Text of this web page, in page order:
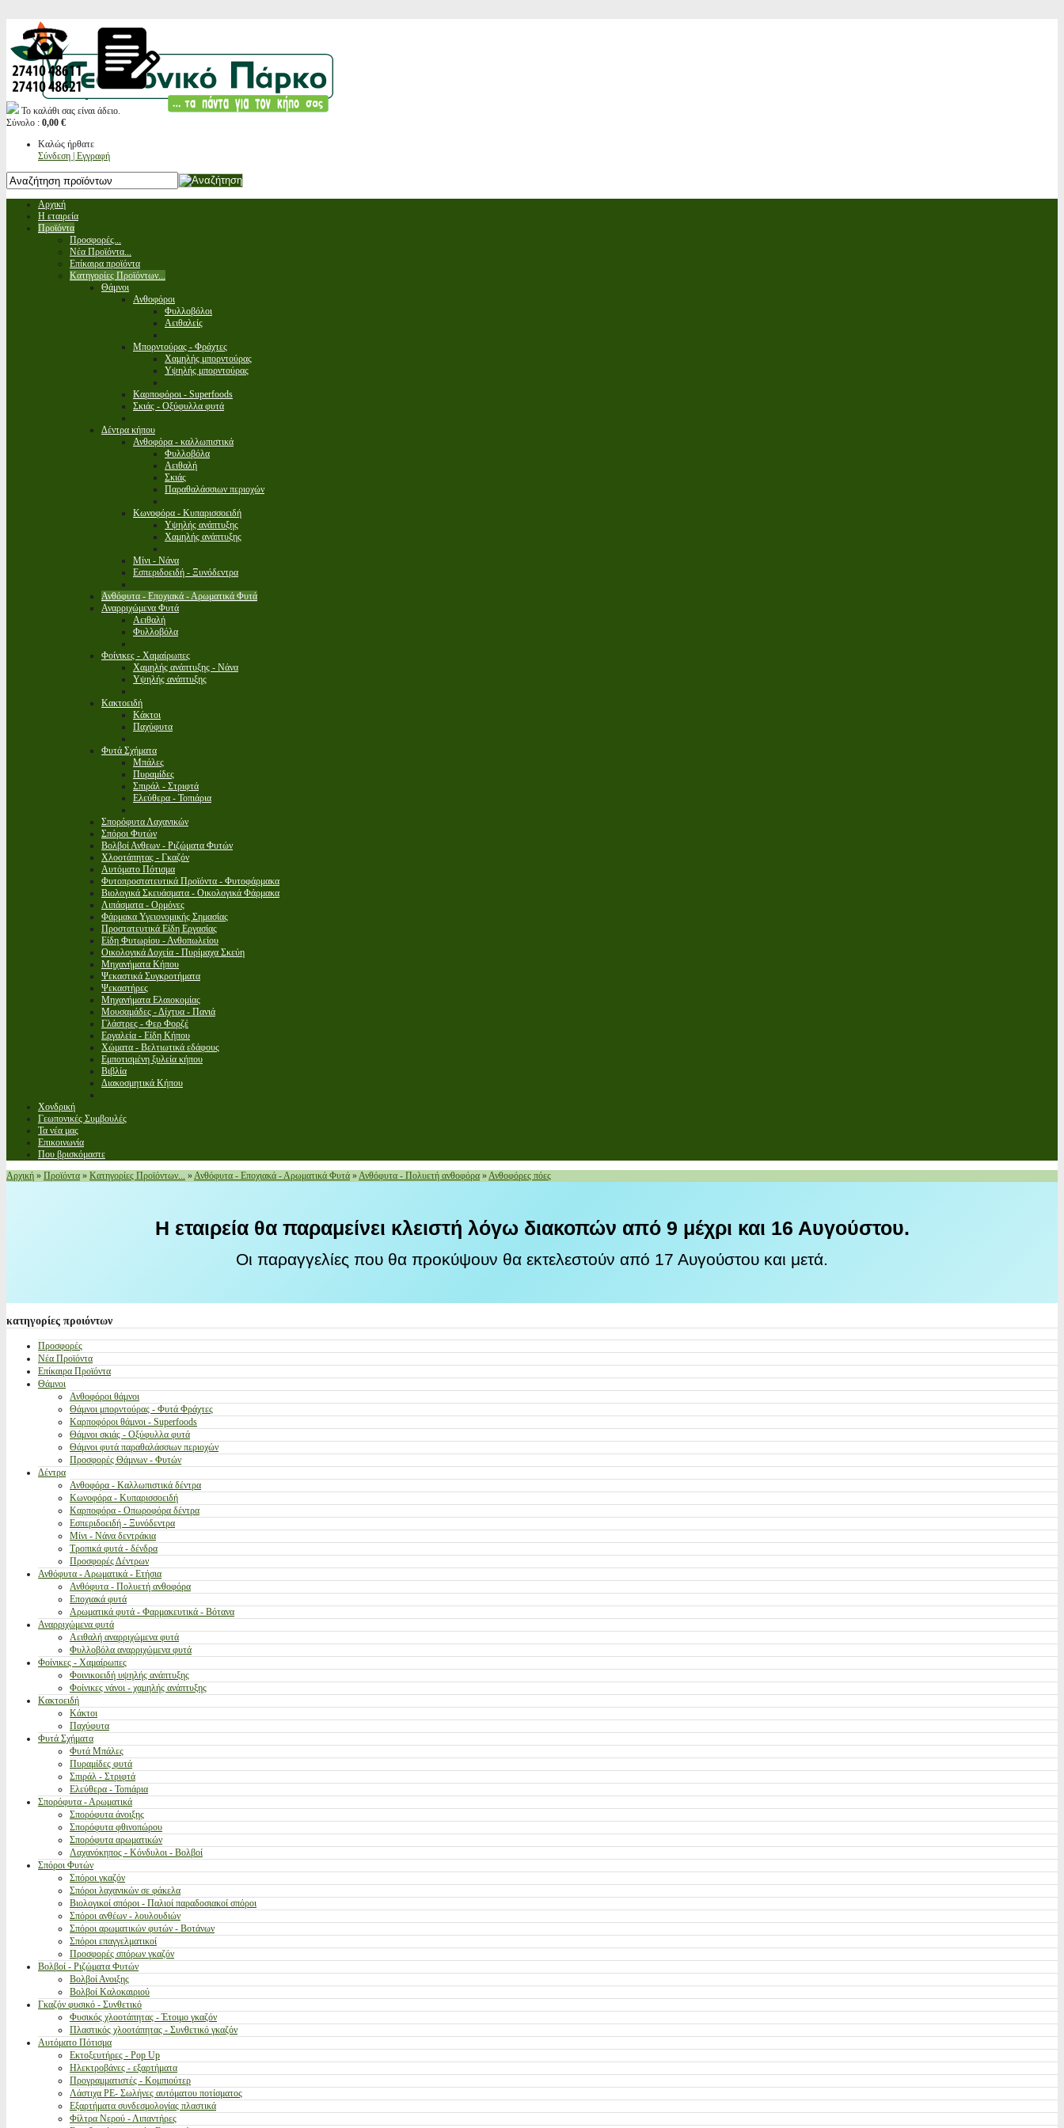
Το καλάθι σας είναι άδειο.
Σύνολο : 0,00 €
Καλώς ήρθατε
Σύνδεση | Εγγραφή
Αρχική
Η εταιρεία
Προϊόντα
Προσφορές...
Νέα Προϊόντα...
Επίκαιρα προϊόντα
Κατηγορίες Προϊόντων...
Θάμνοι
Ανθοφόροι
Φυλλοβόλοι
Αειθαλείς
Μπορντούρας - Φράχτες
Χαμηλής μπορντούρας
Υψηλής μπορντούρας
Καρποφόροι - Superfoods
Σκιάς - Οξύφυλλα φυτά
Δέντρα κήπου
Ανθοφόρα - καλλωπιστικά
Φυλλοβόλα
Αειθαλή
Σκιάς
Παραθαλάσσιων περιοχών
Κωνοφόρα - Κυπαρισσοειδή
Υψηλής ανάπτυξης
Χαμηλής ανάπτυξης
Μίνι - Νάνα
Εσπεριδοειδή - Ξυνόδεντρα
Ανθόφυτα - Εποχιακά - Αρωματικά Φυτά
Αναρριχώμενα Φυτά
Αειθαλή
Φυλλοβόλα
Φοίνικες - Χαμαίρωπες
Χαμηλής ανάπτυξης - Νάνα
Υψηλής ανάπτυξης
Κακτοειδή
Κάκτοι
Παχύφυτα
Φυτά Σχήματα
Μπάλες
Πυραμίδες
Σπιράλ - Στριφτά
Ελεύθερα - Τοπιάρια
Σπορόφυτα Λαχανικών
Σπόροι Φυτών
Βολβοί Ανθεων - Ριζώματα Φυτών
Χλοοτάπητας - Γκαζόν
Αυτόματο Πότισμα
Φυτοπροστατευτικά Προϊόντα - Φυτοφάρμακα
Βιολογικά Σκευάσματα - Οικολογικά Φάρμακα
Λιπάσματα - Ορμόνες
Φάρμακα Υγειονομικής Σημασίας
Προστατευτικά Είδη Εργασίας
Είδη Φυτωρίου - Ανθοπωλείου
Οικολογικά Δοχεία - Πυρίμαχα Σκεύη
Μηχανήματα Κήπου
Ψεκαστικά Συγκροτήματα
Ψεκαστήρες
Μηχανήματα Ελαιοκομίας
Μουσαμάδες - Δίχτυα - Πανιά
Γλάστρες - Φερ Φορζέ
Εργαλεία - Είδη Κήπου
Χώματα - Βελτιωτικά εδάφους
Εμποτισμένη ξυλεία κήπου
Βιβλία
Διακοσμητικά Κήπου
Χονδρική
Γεωπονικές Συμβουλές
Τα νέα μας
Επικοινωνία
Που βρισκόμαστε
Αρχική » Προϊόντα » Κατηγορίες Προϊόντων... »Ανθόφυτα - Εποχιακά - Αρωματικά Φυτά »Ανθόφυτα - Πολυετή ανθοφόρα »Ανθοφόρες πόες
Η εταιρεία θα παραμείνει κλειστή λόγω διακοπών από 9 μέχρι και 16 Αυγούστου.
Οι παραγγελίες που θα προκύψουν θα εκτελεστούν από 17 Αυγούστου και μετά.
κατηγορίες προιόντων
Προσφορές
Νέα Προϊόντα
Επίκαιρα Προϊόντα
Θάμνοι
Ανθοφόροι θάμνοι
Θάμνοι μπορντούρας - Φυτά Φράχτες
Καρποφόροι θάμνοι - Superfoods
Θάμνοι σκιάς - Οξύφυλλα φυτά
Θάμνοι φυτά παραθαλάσσιων περιοχών
Προσφορές Θάμνων - Φυτών
Δέντρα
Ανθοφόρα - Καλλωπιστικά δέντρα
Κωνοφόρα - Κυπαρισσοειδή
Καρποφόρα - Οπωροφόρα δέντρα
Εσπεριδοειδή - Ξυνόδεντρα
Μίνι - Νάνα δεντράκια
Τροπικά φυτά - δένδρα
Προσφορές Δέντρων
Ανθόφυτα - Αρωματικά - Ετήσια
Ανθόφυτα - Πολυετή ανθοφόρα
Εποχιακά φυτά
Αρωματικά φυτά - Φαρμακευτικά - Βότανα
Αναρριχώμενα φυτά
Αειθαλή αναρριχώμενα φυτά
Φυλλοβόλα αναρριχώμενα φυτά
Φοίνικες - Χαμαίρωπες
Φοινικοειδή υψηλής ανάπτυξης
Φοίνικες νάνοι - χαμηλής ανάπτυξης
Κακτοειδή
Κάκτοι
Παχύφυτα
Φυτά Σχήματα
Φυτά Μπάλες
Πυραμίδες φυτά
Σπιράλ - Στριφτά
Ελεύθερα - Τοπιάρια
Σπορόφυτα - Αρωματικά
Σπορόφυτα άνοιξης
Σπορόφυτα φθινοπώρου
Σπορόφυτα αρωματικών
Λαχανόκηπος - Κόνδυλοι - Βολβοί
Σπόροι Φυτών
Σπόροι γκαζόν
Σπόροι λαχανικών σε φάκελα
Βιολογικοί σπόροι - Παλιοί παραδοσιακοί σπόροι
Σπόροι ανθέων - λουλουδιών
Σπόροι αρωματικών φυτών - Βοτάνων
Σπόροι επαγγελματικοί
Προσφορές σπόρων γκαζόν
Βολβοί - Ριζώματα Φυτών
Βολβοί Ανοιξης
Βολβοί Καλοκαιριού
Γκαζόν φυσικό - Συνθετικό
Φυσικός χλοοτάπητας - Έτοιμο γκαζόν
Πλαστικός χλοοτάπητας - Συνθετικό γκαζόν
Αυτόματο Πότισμα
Εκτοξευτήρες - Pop Up
Ηλεκτροβάνες - εξαρτήματα
Προγραμματιστές - Κομπιούτερ
Λάστιχα PE- Σωλήνες αυτόματου ποτίσματος
Εξαρτήματα συνδεσμολογίας πλαστικά
Φίλτρα Νερού - Λιπαντήρες